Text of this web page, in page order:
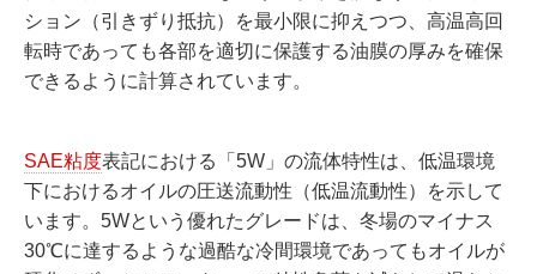
ション（引きずり抵抗）を最小限に抑えつつ、高温高回
転時であっても各部を適切に保護する油膜の厚みを確保
できるように計算されています。
SAE粘度表記における「5W」の流体特性は、低温環境
下におけるオイルの圧送流動性（低温流動性）を示して
います。5Wという優れたグレードは、冬場のマイナス
30℃に達するような過酷な冷間環境であってもオイルが